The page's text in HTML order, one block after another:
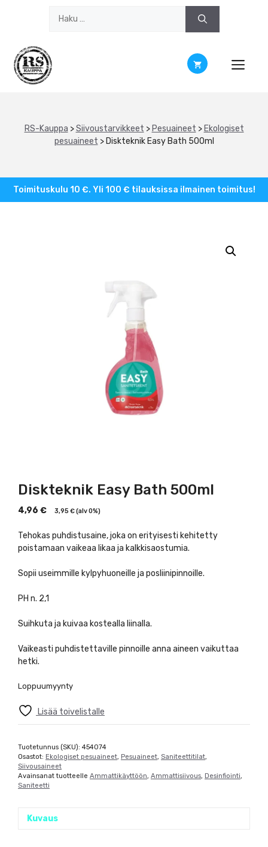
RS-Kauppa >Siivoustarvikkeet > Pesuaineet > Ekologiset
pesuaineet > Diskteknik Easy Bath 500ml
Toimituskulu 10 €. Yli 100 € tilauksissa ilmainen toimitus!
Diskteknik Easy Bath 500ml
4,96 € 3,95 €(alv 0%)
Tehokas puhdistusaine, joka on erityisesti kehitetty
poistamaan vaikeaa likaa ja kalkkisaostumia.
Sopii useimmille kylpyhuoneille ja posliinipinnoille.
PH n. 2,1
Suihkuta ja kuivaa kostealla liinalla.
Vaikeasti puhdistettaville pinnoille anna aineen vaikuttaa
hetki.
Loppuumyynty
Lisää toivelistalle
Tuotetunnus (SKU): 454074
Osastot: Ekologiset pesuaineet, Pesuaineet, Saniteettitilat,
Siivousaineet
Avainsanat tuotteelle Ammattikäyttöön, Ammattisiivous, Desinfiointi,
Saniteetti
Kuvaus